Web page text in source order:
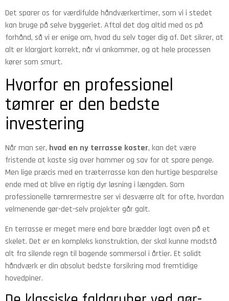
Det sparer os for værdifulde håndværkertimer, som vi i stedet
kan bruge på selve byggeriet. Aftal det dog altid med os på
forhånd, så vi er enige om, hvad du selv tager dig af. Det sikrer, at
alt er klargjort korrekt, når vi ankommer, og at hele processen
kører som smurt.
Hvorfor en professionel
tømrer er den bedste
investering
Når man ser, hvad en ny terrasse koster, kan det være
fristende at kaste sig over hammer og sav for at spare penge.
Men lige præcis med en træterrasse kan den hurtige besparelse
ende med at blive en rigtig dyr løsning i længden. Som
professionelle tømrermestre ser vi desværre alt for ofte, hvordan
velmenende gør-det-selv projekter går galt.
En terrasse er meget mere end bare brædder lagt oven på et
skelet. Det er en kompleks konstruktion, der skal kunne modstå
alt fra silende regn til bagende sommersol i årtier. Et solidt
håndværk er din absolut bedste forsikring mod fremtidige
hovedpiner.